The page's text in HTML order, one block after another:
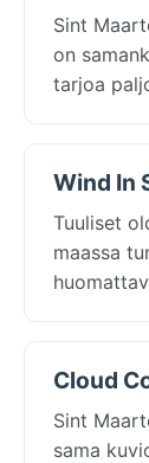
Sint
on
tarjoa
Wind In
Tuuliset
maassa
Cloud
Sint
sama